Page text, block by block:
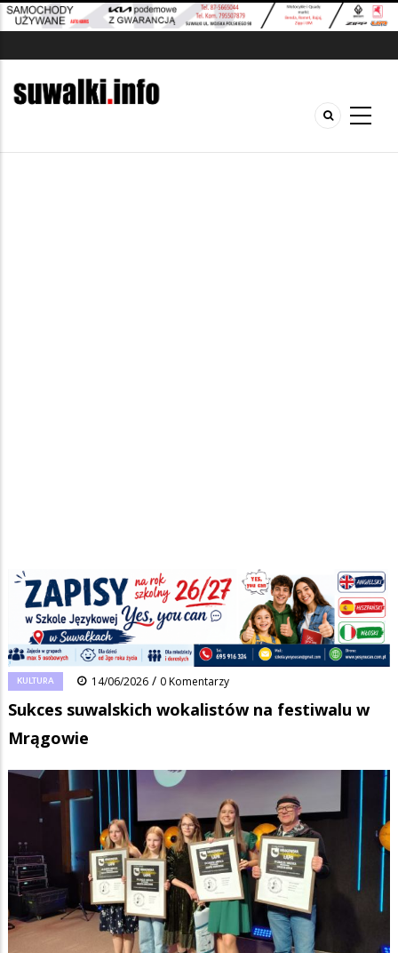
Ścieżka
nawigacyjna
Strona główna/Wiadomości /Kultura/
Sukces suwalskich wokalistów na festiwalu w Mrągowie
Facebook PinterestTumblr
0 Reddit Share
KULTURA 14/06/2026 / 0 Komentarzy
Sukces suwalskich wokalistów na festiwalu w
Mrągowie